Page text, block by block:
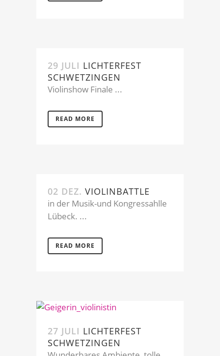
29 JULI LICHTERFEST
SCHWETZINGEN
Violinshow Finale ...
READ MORE
02 DEZ. VIOLINBATTLE
in der Musik-und Kongressahlle
Lübeck. ...
READ MORE
27 JULI LICHTERFEST
SCHWETZINGEN